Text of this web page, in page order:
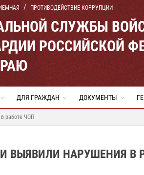
ПРОТИВОДЕЙСТВИЕ КОРРУПЦИИ
СЛУЖБЫ
РОССИЙСКОЙ
ДЛЯ ГРАЖДАН ДОКУМЕНТЫ
работе ЧОП
ВЫЯВИЛИ НАРУШЕНИЯ В